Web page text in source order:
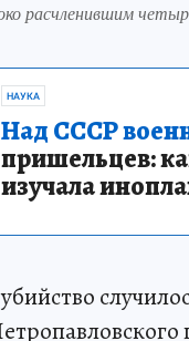
расчленившим
НАУКА
Над СССР
пришельцев:
изучала